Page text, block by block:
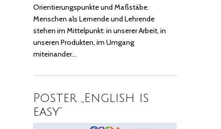
Orientierungspunkte und Maßstäbe.
Menschen als Lernende und Lehrende
stehen im Mittelpunkt: in unserer Arbeit, in
unseren Produkten, im Umgang
miteinander…
Poster „English is
easy“